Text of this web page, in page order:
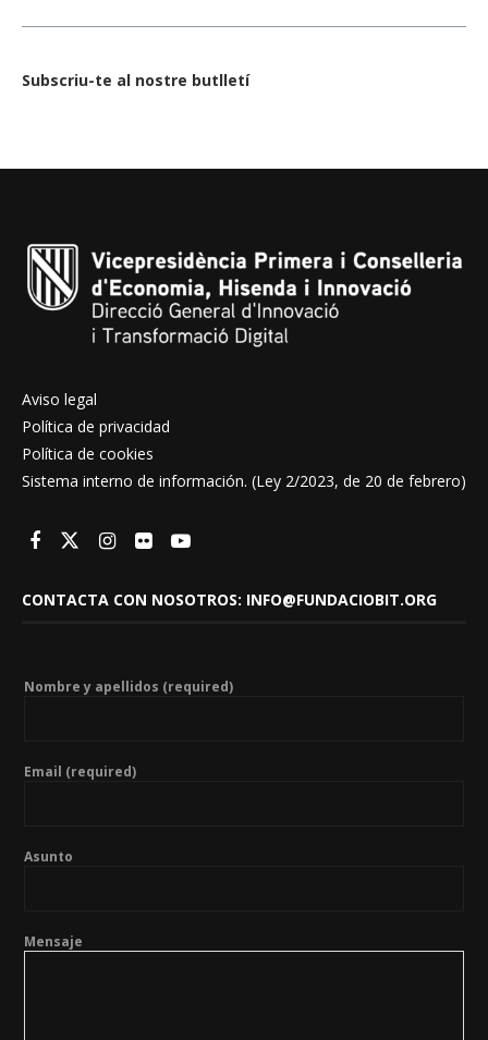
Subscriu-te al nostre butlletí
Aviso legal
Política de privacidad
Política de cookies
Sistema interno de información. (Ley 2/2023, de 20 de febrero)
CONTACTA CON NOSOTROS: INFO@FUNDACIOBIT.ORG
Nombre y apellidos (required)
Email (required)
Asunto
Mensaje